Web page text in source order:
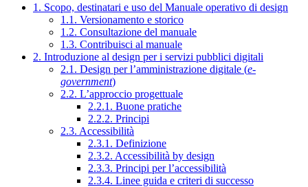
1. Scopo, destinatari e uso del Manuale operativo di design
1.1. Versionamento e storico
1.2. Consultazione del manuale
1.3. Contribuisci al manuale
2. Introduzione al design per i servizi pubblici digitali
2.1. Design per l’amministrazione digitale (e-
government)
2.2. L’approccio progettuale
2.2.1. Buone pratiche
2.2.2. Principi
2.3. Accessibilità
2.3.1. Definizione
2.3.2. Accessibilità by design
2.3.3. Principi per l’accessibilità
2.3.4. Linee guida e criteri di successo